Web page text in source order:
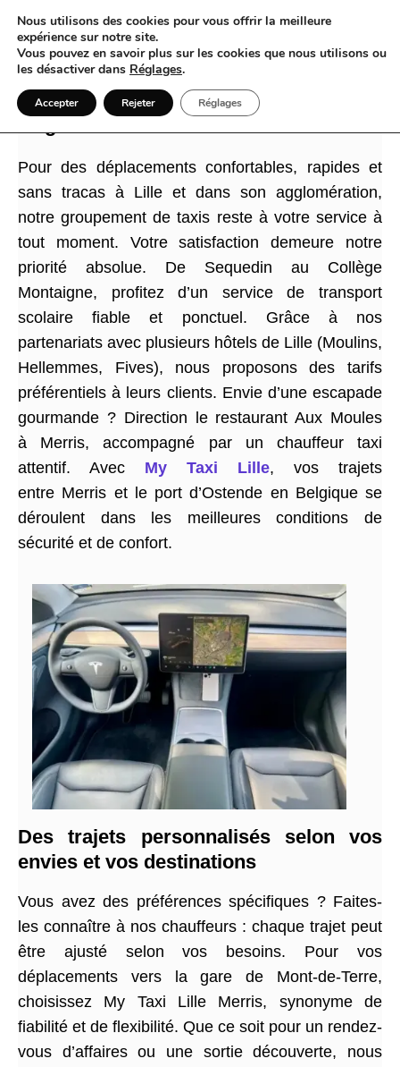
Taxi à Lille votre allié pour des trajets
Pour des déplacements confortables, rapides et
sans tracas à Lille et dans son agglomération,
notre groupement de taxis reste à votre service à
tout moment. Votre satisfaction demeure notre
priorité absolue. De Sequedin au Collège
Montaigne, profitez d’un service de transport
scolaire fiable et ponctuel. Grâce à nos
partenariats avec plusieurs hôtels de Lille (Moulins,
Hellemmes, Fives), nous proposons des tarifs
préférentiels à leurs clients. Envie d’une escapade
gourmande ? Direction le restaurant Aux Moules
à Merris, accompagné par un chauffeur taxi
attentif. Avec My Taxi Lille, vos trajets
entre Merris et le port d’Ostende en Belgique se
déroulent dans les meilleures conditions de
sécurité et de confort.
Des trajets personnalisés selon vos
envies et vos destinations
Vous avez des préférences spécifiques ? Faites-
les connaître à nos chauffeurs : chaque trajet peut
être ajusté selon vos besoins. Pour vos
déplacements vers la gare de Mont-de-Terre,
choisissez My Taxi Lille Merris, synonyme de
fiabilité et de flexibilité. Que ce soit pour un rendez-
vous d’affaires ou une sortie découverte, nous
Nous utilisons des cookies pour vous offrir la meilleure
expérience sur notre site.
Vous pouvez en savoir plus sur les cookies que nous utilisons ou
les désactiver dans Réglages.
Accepter Rejeter Réglages